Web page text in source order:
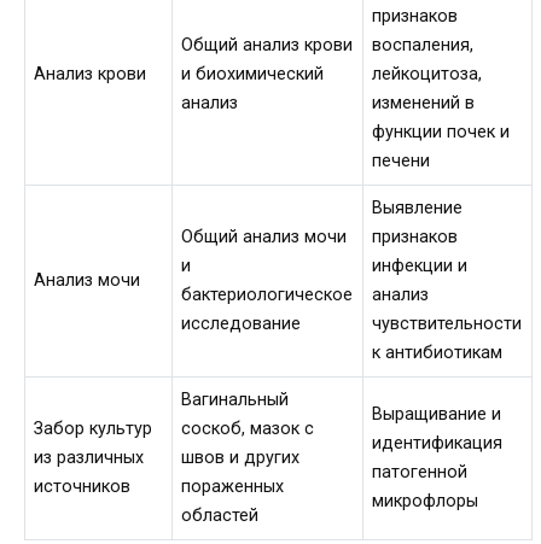
Анализ крови
Общий анализ крови
и биохимический
анализ
признаков
воспаления,
лейкоцитоза,
изменений в
функции почек и
печени
Анализ мочи
Общий анализ мочи
и
бактериологическое
исследование
Выявление
признаков
инфекции и
анализ
чувствительности
к антибиотикам
Забор культур
из различных
источников
Вагинальный
соскоб, мазок с
швов и других
пораженных
областей
Выращивание и
идентификация
патогенной
микрофлоры